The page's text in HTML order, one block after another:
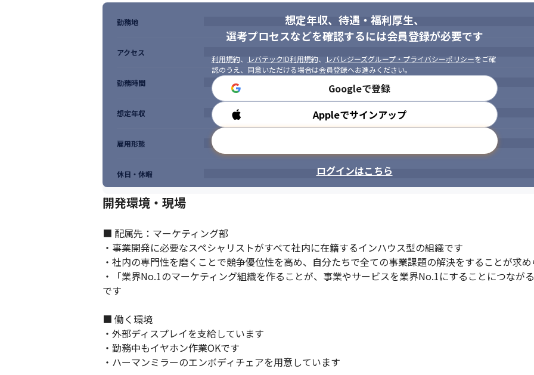
きれいなオフィスで働くことができます。 社内のコミュニケーションを大切に
想定年収、待遇・福利厚生、
選考プロセスなどを確認するには会員登録が必要です
利用規約、 レバテックID利用規約、 レバレジーズグループ・プライバシーポリシーをご確
認のうえ、同意いただける場合は会員登録へお進みください。
Googleで登録
Appleでサインアップ
ログインはこちら
勤務地
アクセス
勤務時間
想定年収
雇用形態
休日・休暇
開発環境・現場
■ 配属先：マーケティング部
・事業開発に必要なスペシャリストがすべて社内に在籍するインハウス型の組織です
・社内の専門性を磨くことで競争優位性を高め、自分たちで全ての事業課題の解決をすることが求
・「業界No.1のマーケティング組織を作ることが、事業やサービスを業界No.1にすることにつなが
です
■ 働く環境
・外部ディスプレイを支給しています
・勤務中もイヤホン作業OKです
・ハーマンミラーのエンボディチェアを用意しています